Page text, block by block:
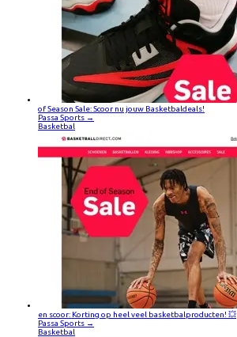
of Season Sale: Scoor nu jouw Basketbaldeals!
Passa Sports →
Basketbal
en scoor: Korting op heel veel basketbalproducten! 💥
Passa Sports →
Basketbal